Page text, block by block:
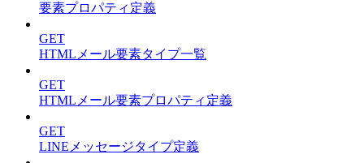
要素プロパティ定義
GET
HTMLメール要素タイプ一覧
GET
HTMLメール要素プロパティ定義
GET
LINEメッセージタイプ定義